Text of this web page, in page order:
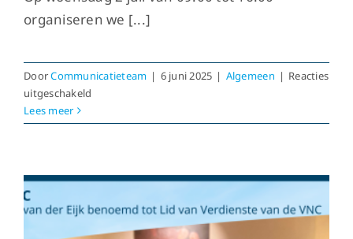
organiseren we [...]
DoorCommunicatieteam | 6 juni 2025 | Algemeen | Reacties
uitgeschakeld
al
zijn?
je
aan
Lees meer